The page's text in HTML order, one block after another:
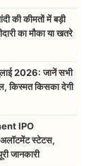
की कीमतों में बड़ी
का मौका या खतरे
2026: जानें सभी
किस्मत किसका देगी
IPO
स्टेटस,
जानकारी